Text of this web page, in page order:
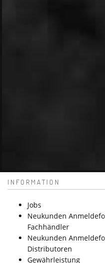
INFORMATION
Jobs
Neukunden
Fachhändler
Neukunden
Distributoren
Gewährleistung